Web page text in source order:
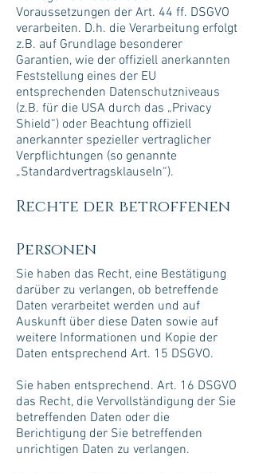
Voraussetzungen der Art. 44 ff. DSGVO
verarbeiten. D.h. die Verarbeitung erfolgt
z.B. auf Grundlage besonderer
Garantien, wie der offiziell anerkannten
Feststellung eines der EU
entsprechenden Datenschutzniveaus
(z.B. für die USA durch das „Privacy
Shield“) oder Beachtung offiziell
anerkannter spezieller vertraglicher
Verpflichtungen (so genannte
„Standardvertragsklauseln“).
Rechte der betroffenen
Personen
Sie haben das Recht, eine Bestätigung
darüber zu verlangen, ob betreffende
Daten verarbeitet werden und auf
Auskunft über diese Daten sowie auf
weitere Informationen und Kopie der
Daten entsprechend Art. 15 DSGVO.
Sie haben entsprechend. Art. 16 DSGVO
das Recht, die Vervollständigung der Sie
betreffenden Daten oder die
Berichtigung der Sie betreffenden
unrichtigen Daten zu verlangen.